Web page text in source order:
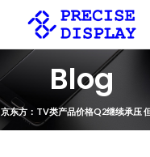
Blog
京东方：TV类产品价格Q2继续承压